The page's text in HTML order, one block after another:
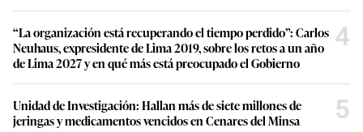
“La organización está recuperando el tiempo perdido”: Carlos
Neuhaus, expresidente de Lima 2019, sobre los retos a un año
de Lima 2027 y en qué más está preocupado el Gobierno
4
Unidad de Investigación: Hallan más de siete millones de
jeringas y medicamentos vencidos en Cenares del Minsa
5